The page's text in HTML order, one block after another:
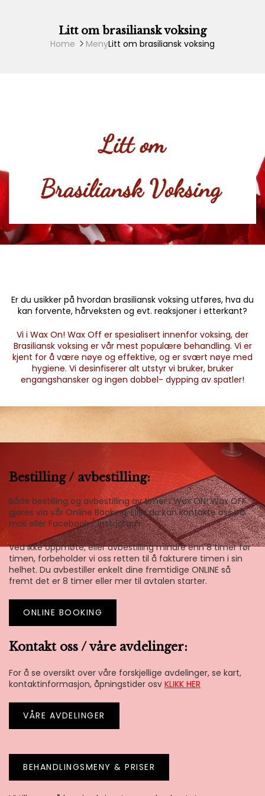
Litt om brasiliansk voksing
Home MenyLitt om brasiliansk voksing
Er du usikker på hvordan brasiliansk voksing utføres, hva du
kan forvente, hårveksten og evt. reaksjoner i etterkant?
Vi i Wax On! Wax Off er spesialisert innenfor voksing, der
Brasiliansk voksing er vår mest populære behandling. Vi er
kjent for å være nøye og effektive, og er svært nøye med
hygiene. Vi desinfiserer alt utstyr vi bruker, bruker
engangshansker og ingen dobbel- dypping av spatler!
Bestilling / avbestilling:
Både bestilling og avbestilling av timer i Wax ON! Wax OFF
gjøres via vår Online Booking. Eller du kan kontakte oss på
mail eller Facebook / Instagram.
Ved ikke oppmøte, eller avbestilling mindre enn 8 timer før
timen, forbeholder vi oss retten til å fakturere timen i sin
helhet. Du avbestiller enkelt dine fremtidige ONLINE så
fremt det er 8 timer eller mer til avtalen starter.
ONLINE BOOKING
Kontakt oss / våre avdelinger:
For å se oversikt over våre forskjellige avdelinger, se kart,
kontaktinformasjon, åpningstider osv KLIKK HER
VÅRE AVDELINGER
BEHANDLINGSMENY & PRISER